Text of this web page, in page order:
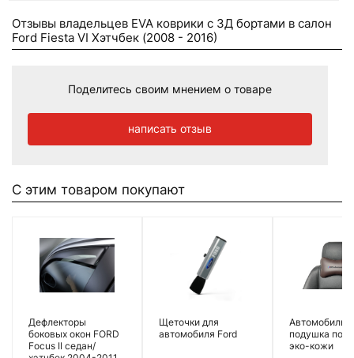
Отзывы владельцев EVA коврики c 3Д бортами в салон
Ford Fiesta VI Хэтчбек (2008 - 2016)
Поделитесь своим мнением о товаре
написать отзыв
С этим товаром покупают
Дефлекторы
боковых окон FORD
Focus II седан/
Щеточки для
автомобиля Ford
подушка под
эко-кожи